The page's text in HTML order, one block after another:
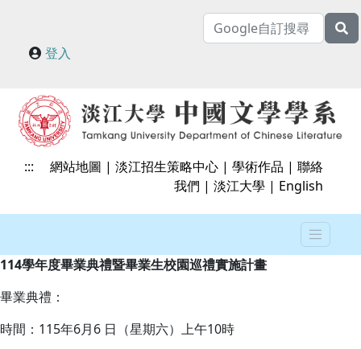
登入
::: 網站地圖 |淡江招生策略中心 |學術作品 |聯絡
我們 |淡江大學 | English
114學年度畢業典禮暨畢業生校園巡禮實施計畫
畢業典禮：
時間：115年6月6 日（星期六）上午10時